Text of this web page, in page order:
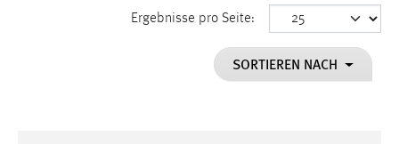
Ergebnisse pro Seite:
SORTIEREN NACH
cookie_consent
Dieser Cookie speichert die ausgewählten Einverständnis-